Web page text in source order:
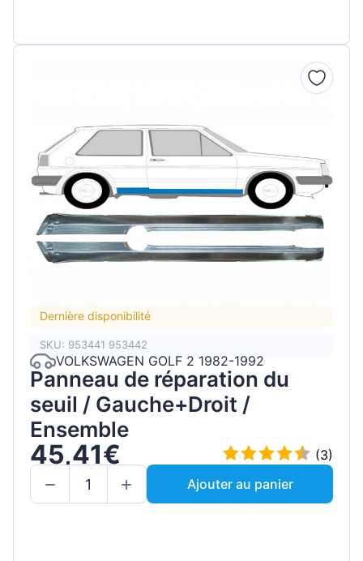
Dernière disponibilité
SKU: 953441 953442
VOLKSWAGEN GOLF 2 1982-1992
Panneau de réparation du
seuil / Gauche+Droit /
Ensemble
45,41€
(3)
Ajouter au panier